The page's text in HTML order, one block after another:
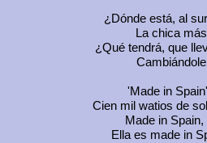
¿Dónde está, al
La chica
¿Qué tendrá, que
'Made in Spain'
Cien mil watios de
Made in Spain,
Ella es made in